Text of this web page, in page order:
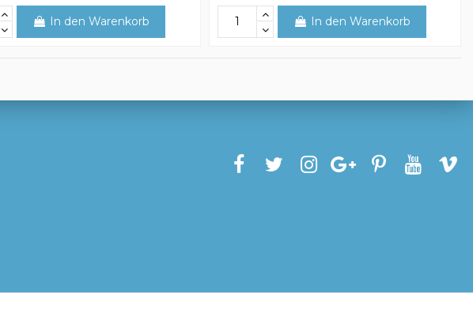
In den Warenkorb In den Warenkorb